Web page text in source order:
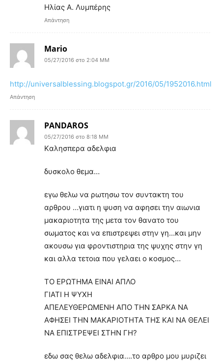
Ηλίας Α. Λυμπέρης
Απάντηση
Mario
05/27/2016 στο 2:04 ΜΜ
http://universalblessing.blogspot.gr/2016/05/1952016.html
Απάντηση
PANDAROS
05/27/2016 στο 8:18 ΜΜ
Kαλησπερα αδελφια
δυσκολο θεμα…
εγω θελω να ρωτησω τον συντακτη του
αρθρου …γιατι η ψυση να αφησει την αιωνια
μακαριοτητα της μετα τον θανατο του
σωματος και να επιστρεψει στην γη…και μην
ακουσω για φροντιστηρια της ψυχης στην γη
και αλλα τετοια που γελαει ο κοσμος…
ΤΟ ΕΡΩΤΗΜΑ ΕΙΝΑΙ ΑΠΛΟ
ΓΙΑΤΙ Η ΨΥΧΗ
ΑΠΕΛΕΥΘΕΡΩΜΕΝΗ ΑΠΟ ΤΗΝ ΣΑΡΚΑ ΝΑ
ΑΦΗΣΕΙ ΤΗΝ ΜΑΚΑΡΙΟΤΗΤΑ ΤΗΣ ΚΑΙ ΝΑ ΘΕΛΕΙ
ΝΑ ΕΠΙΣΤΡΕΨΕΙ ΣΤΗΝ ΓΗ?
εδω σας θελω αδελφια….το αρθρο μου μυριζει